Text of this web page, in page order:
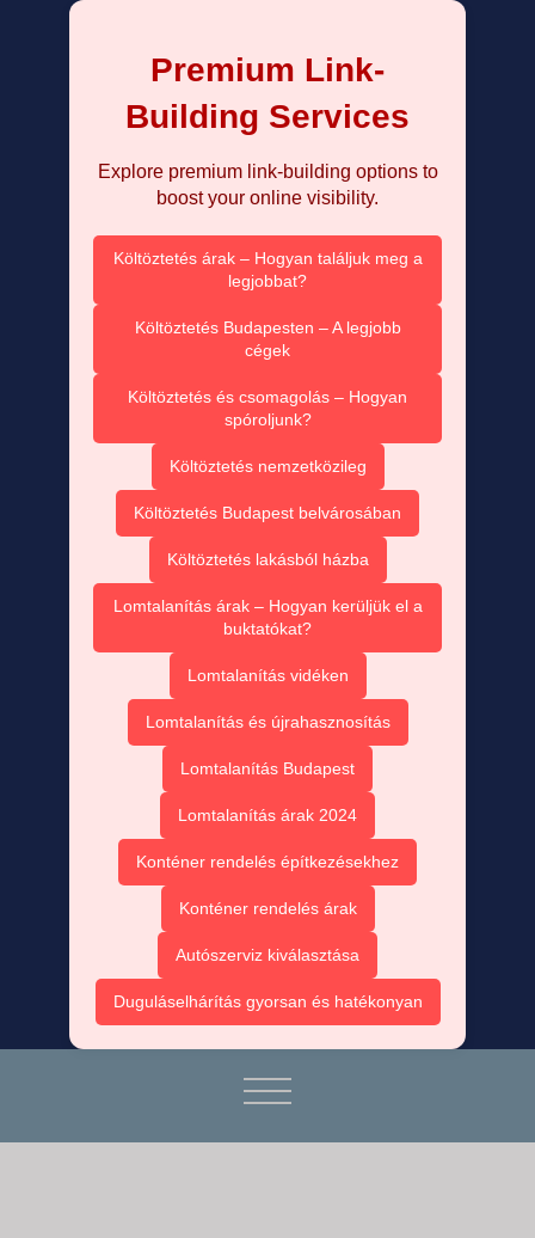
Premium Link-
Building Services
Explore premium link-building options to
boost your online visibility.
Költöztetés árak – Hogyan találjuk meg a
legjobbat?
Költöztetés Budapesten – A legjobb
cégek
Költöztetés és csomagolás – Hogyan
spóroljunk?
Költöztetés nemzetközileg
Költöztetés Budapest belvárosában
Költöztetés lakásból házba
Lomtalanítás árak – Hogyan kerüljük el a
buktatókat?
Lomtalanítás vidéken
Lomtalanítás és újrahasznosítás
Lomtalanítás Budapest
Lomtalanítás árak 2024
Konténer rendelés építkezésekhez
Konténer rendelés árak
Autószerviz kiválasztása
Duguláselhárítás gyorsan és hatékonyan